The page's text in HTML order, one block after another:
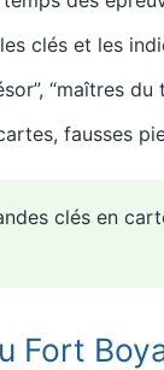
clés et les
“maîtres du
fausses
clés en
Fort